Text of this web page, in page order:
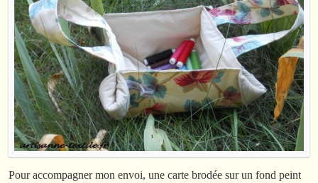
Pour accompagner mon envoi, une carte brodée sur un fond peint